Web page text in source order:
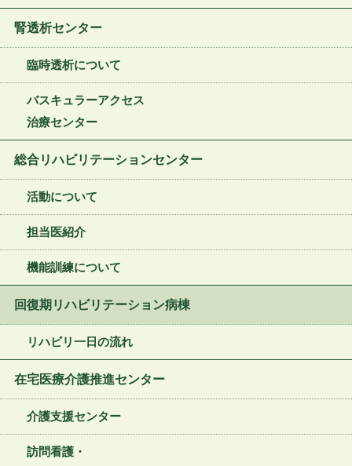
腎透析センター
臨時透析について
バスキュラーアクセス
治療センター
総合リハビリテーションセンター
活動について
担当医紹介
機能訓練について
回復期リハビリテーション病棟
リハビリ一日の流れ
在宅医療介護推進センター
介護支援センター
訪問看護・